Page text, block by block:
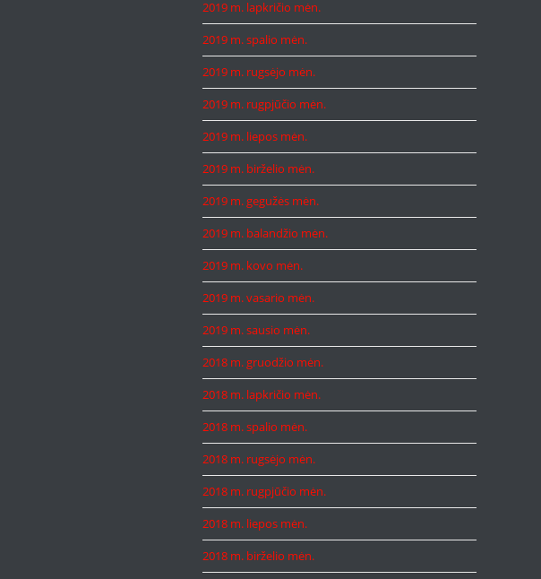
2019 m. lapkričio mėn.
2019 m. spalio mėn.
2019 m. rugsėjo mėn.
2019 m. rugpjūčio mėn.
2019 m. liepos mėn.
2019 m. birželio mėn.
2019 m. gegužės mėn.
2019 m. balandžio mėn.
2019 m. kovo mėn.
2019 m. vasario mėn.
2019 m. sausio mėn.
2018 m. gruodžio mėn.
2018 m. lapkričio mėn.
2018 m. spalio mėn.
2018 m. rugsėjo mėn.
2018 m. rugpjūčio mėn.
2018 m. liepos mėn.
2018 m. birželio mėn.